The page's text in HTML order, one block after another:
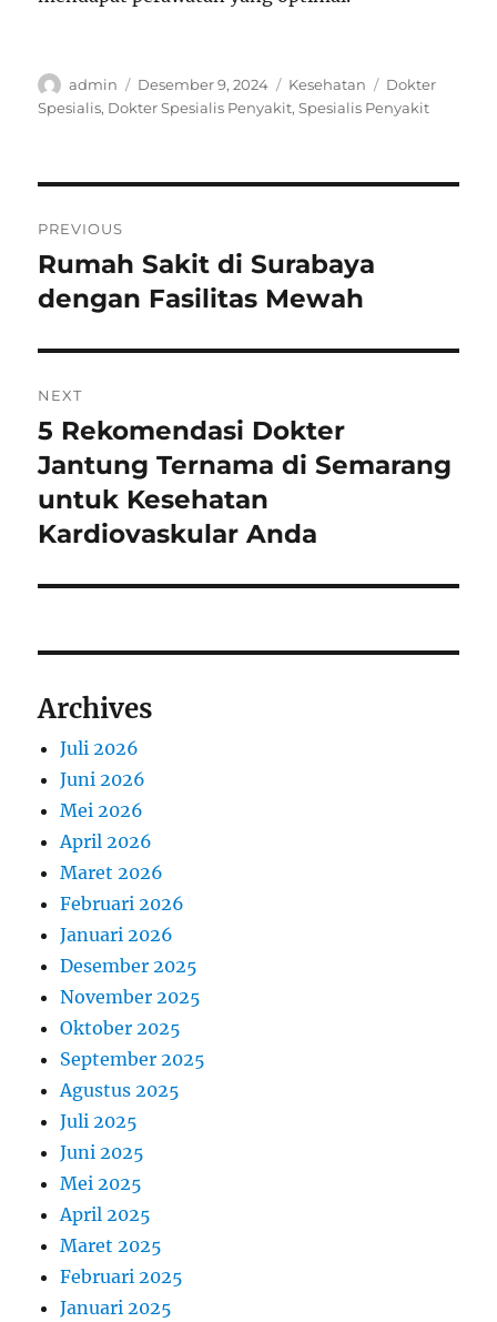
Author
admin
Posted
on
Desember 9, 2024 Categories
Kesehatan Tags
Dokter
Spesialis, Dokter Spesialis Penyakit,Spesialis Penyakit
pos
PREVIOUS
Previous
post:
Rumah Sakit di Surabaya
dengan Fasilitas Mewah
NEXT
Next
post:
5 Rekomendasi Dokter
Jantung Ternama di Semarang
untuk Kesehatan
Kardiovaskular Anda
Archives
Juli 2026
Juni 2026
Mei 2026
April 2026
Maret 2026
Februari 2026
Januari 2026
Desember 2025
November 2025
Oktober 2025
September 2025
Agustus 2025
Juli 2025
Juni 2025
Mei 2025
April 2025
Maret 2025
Februari 2025
Januari 2025